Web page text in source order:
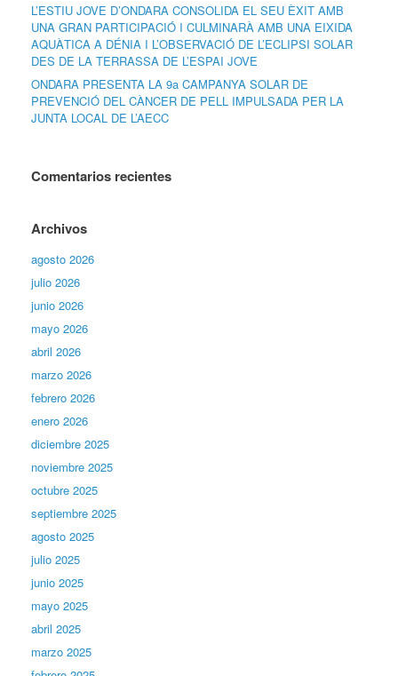
L’ESTIU JOVE D’ONDARA CONSOLIDA EL SEU ÈXIT AMB
UNA GRAN PARTICIPACIÓ I CULMINARÀ AMB UNA EIXIDA
AQUÀTICA A DÉNIA I L’OBSERVACIÓ DE L’ECLIPSI SOLAR
DES DE LA TERRASSA DE L’ESPAI JOVE
ONDARA PRESENTA LA 9a CAMPANYA SOLAR DE
PREVENCIÓ DEL CÀNCER DE PELL IMPULSADA PER LA
JUNTA LOCAL DE L’AECC
Comentarios recientes
Archivos
agosto 2026
julio 2026
junio 2026
mayo 2026
abril 2026
marzo 2026
febrero 2026
enero 2026
diciembre 2025
noviembre 2025
octubre 2025
septiembre 2025
agosto 2025
julio 2025
junio 2025
mayo 2025
abril 2025
marzo 2025